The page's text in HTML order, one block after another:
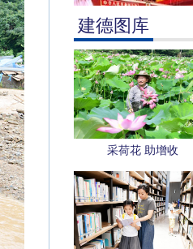
建德图库
采荷花 助增收